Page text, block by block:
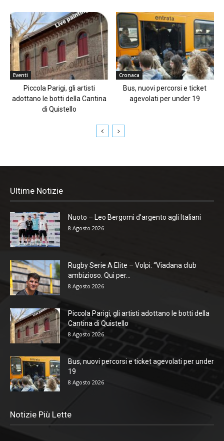
Eventi
Piccola Parigi, gli artisti
adottano le botti della Cantina
di Quistello
Cronaca
Bus, nuovi percorsi e ticket
agevolati per under 19
Ultime Notizie
Nuoto – Leo Bergomi d’argento agli Italiani
8 Agosto 2026
Rugby Serie A Elite – Volpi: “Viadana club
ambizioso. Qui per...
8 Agosto 2026
Piccola Parigi, gli artisti adottano le botti della
Cantina di Quistello
8 Agosto 2026
Bus, nuovi percorsi e ticket agevolati per under
19
8 Agosto 2026
Notizie Più Lette